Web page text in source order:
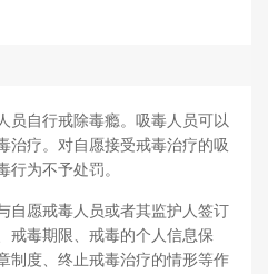
自行戒除毒瘾。吸毒人员可以
治疗。对自愿接受戒毒治疗的吸
行为不予处罚。
愿戒毒人员或者其监护人签订
戒毒期限、戒毒的个人信息保
制度、终止戒毒治疗的情形等作